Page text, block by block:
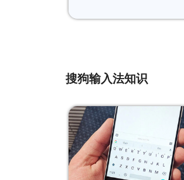
搜狗输入法知识